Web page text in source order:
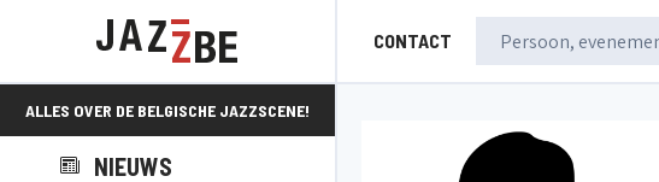
CONTACT
ALLES OVER DE BELGISCHE JAZZSCENE!
NIEUWS